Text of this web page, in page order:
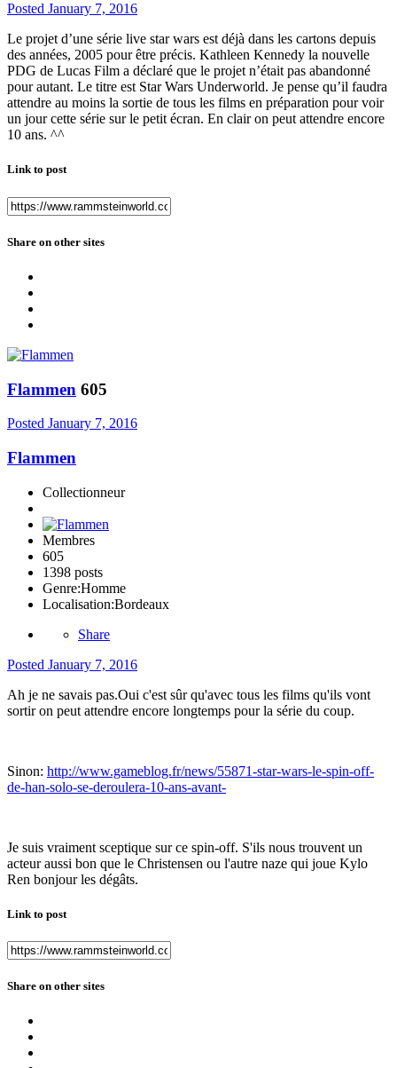
Posted January 7, 2016
Le projet d’une série live star wars est déjà dans les cartons depuis
des années, 2005 pour être précis. Kathleen Kennedy la nouvelle
PDG de Lucas Film a déclaré que le projet n’était pas abandonné
pour autant. Le titre est Star Wars Underworld. Je pense qu’il faudra
attendre au moins la sortie de tous les films en préparation pour voir
un jour cette série sur le petit écran. En clair on peut attendre encore
10 ans. ^^
Link to post
Share on other sites
Flammen 605
Posted January 7, 2016
Flammen
Collectionneur
Membres
605
1398 posts
Genre:Homme
Localisation:Bordeaux
Share
Posted January 7, 2016
Ah je ne savais pas.Oui c'est sûr qu'avec tous les films qu'ils vont
sortir on peut attendre encore longtemps pour la série du coup.
Sinon: http://www.gameblog.fr/news/55871-star-wars-le-spin-off-
de-han-solo-se-deroulera-10-ans-avant-
Je suis vraiment sceptique sur ce spin-off. S'ils nous trouvent un
acteur aussi bon que le Christensen ou l'autre naze qui joue Kylo
Ren bonjour les dégâts.
Link to post
Share on other sites